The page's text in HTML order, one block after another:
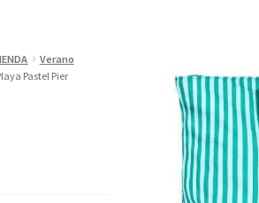
Verano
Pastel Pier